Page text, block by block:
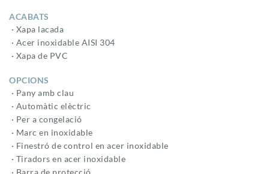
ACABATS
· Xapa lacada
· Acer inoxidable AISI 304
· Xapa de PVC
OPCIONS
· Pany amb clau
· Automàtic elèctric
· Per a congelació
· Marc en inoxidable
· Finestró de control en acer inoxidable
· Tiradors en acer inoxidable
· Barra de protecció